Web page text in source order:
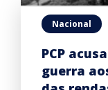
Nacional
PCP
guerra